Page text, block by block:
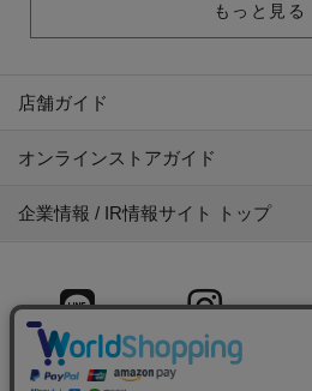
もっと見る
店舗ガイド
オンラインストアガイド
企業情報 / IR情報サイト トップ
LINE Instagram